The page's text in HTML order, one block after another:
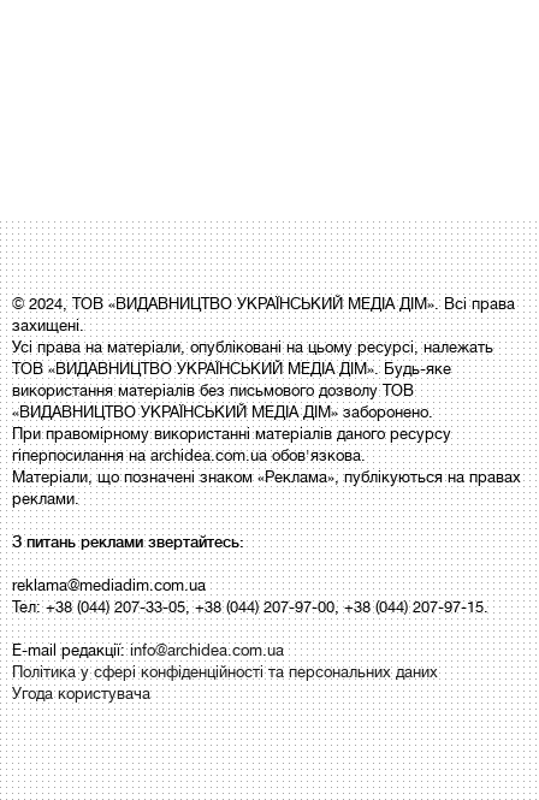
© 2024, ТОВ «ВИДАВНИЦТВО УКРАЇНСЬКИЙ МЕДІА ДІМ». Всі права
захищені.
Усі права на матеріали, опубліковані на цьому ресурсі, належать
ТОВ «ВИДАВНИЦТВО УКРАЇНСЬКИЙ МЕДІА ДІМ». Будь-яке
використання матеріалів без письмового дозволу ТОВ
«ВИДАВНИЦТВО УКРАЇНСЬКИЙ МЕДІА ДІМ» заборонено.
При правомірному використанні матеріалів даного ресурсу
гіперпосилання на archidea.com.ua обов'язкова.
Матеріали, що позначені знаком «Реклама», публікуються на правах
реклами.
З питань реклами звертайтесь:
reklama@mediadim.com.ua
Тел: +38 (044) 207-33-05, +38 (044) 207-97-00, +38 (044) 207-97-15.
E-mail редакції:info@archidea.com.ua
Політика у сфері конфіденційності та персональних даних
Угода користувача